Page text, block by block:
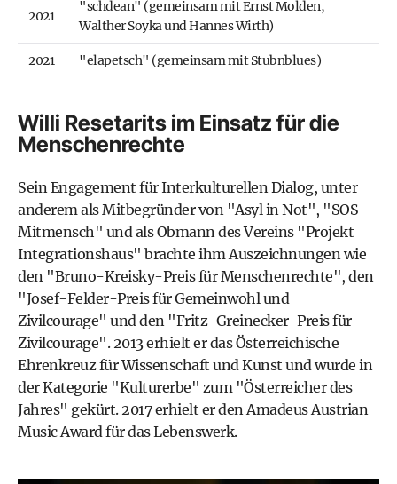
2021
"schdean" (gemeinsam mit Ernst Molden,
Walther Soyka und Hannes Wirth)
2021 "elapetsch" (gemeinsam mit Stubnblues)
Willi Resetarits im Einsatz für die
Menschenrechte
Sein Engagement für Interkulturellen Dialog, unter
anderem als Mitbegründer von "Asyl in Not", "SOS
Mitmensch" und als Obmann des Vereins "Projekt
Integrationshaus" brachte ihm Auszeichnungen wie
den "Bruno-Kreisky-Preis für Menschenrechte", den
"Josef-Felder-Preis für Gemeinwohl und
Zivilcourage" und den "Fritz-Greinecker-Preis für
Zivilcourage". 2013 erhielt er das Österreichische
Ehrenkreuz für Wissenschaft und Kunst und wurde in
der Kategorie "Kulturerbe" zum "Österreicher des
Jahres" gekürt. 2017 erhielt er den Amadeus Austrian
Music Award für das Lebenswerk.